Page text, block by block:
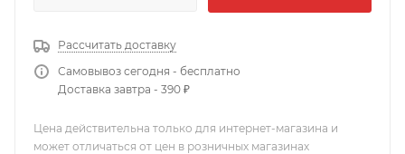
Рассчитать доставку
Самовывоз сегодня - бесплатно
Доставка завтра - 390 ₽
Цена действительна только для интернет-магазина и
может отличаться от цен в розничных магазинах